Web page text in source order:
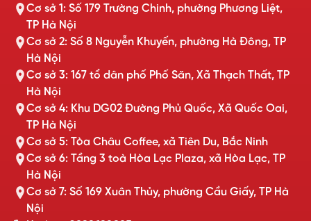
Cơ sở 1: Số 179 Trường Chinh, phường Phương Liệt,
TP Hà Nội
Cơ sở 2: Số 8 Nguyễn Khuyến, phường Hà Đông, TP
Hà Nội
Cơ sở 3: 167 tổ dân phố Phố Săn, Xã Thạch Thất, TP
Hà Nội
Cơ sở 4: Khu DG02 Đường Phủ Quốc, Xã Quốc Oai,
TP Hà Nội
Cơ sở 5: Tòa Châu Coffee, xã Tiên Du, Bắc Ninh
Cơ sở 6: Tầng 3 toà Hòa Lạc Plaza, xã Hòa Lạc, TP
Hà Nội
Cơ sở 7: Số 169 Xuân Thủy, phường Cầu Giấy, TP Hà
Nội